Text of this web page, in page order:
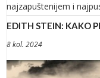
najzapuštenijem i
EDITH STEIN: KAKO
8 kol. 2024